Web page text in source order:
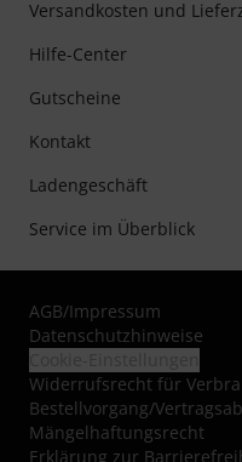
Versandkosten und
Hilfe-Center
Gutscheine
Kontakt
Ladengeschäft
Service im Überblick
AGB/Impressum
Datenschutzhinweise
Widerrufsrecht für
Bestellvorgang/
Mängelhaftungsrecht
Erklärung zur